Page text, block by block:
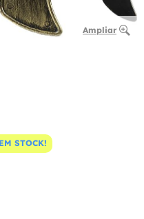
Ampliar
STOCK!